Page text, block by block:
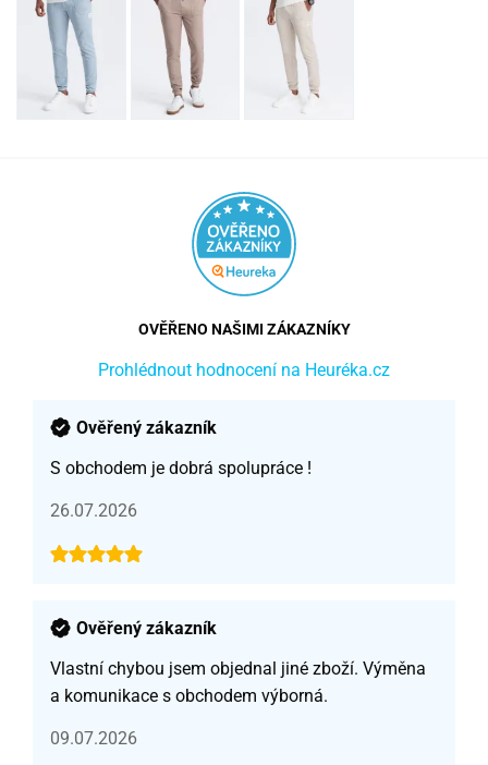
OVĚŘENO NAŠIMI ZÁKAZNÍKY
Prohlédnout hodnocení na Heuréka.cz
Ověřený zákazník
S obchodem je dobrá spolupráce !
26.07.2026
Ověřený zákazník
Vlastní chybou jsem objednal jiné zboží. Výměna
a komunikace s obchodem výborná.
09.07.2026